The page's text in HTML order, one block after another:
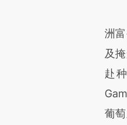
洲
及
赴
葡